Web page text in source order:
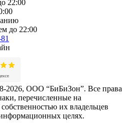
22:00
до 22:00
2026, ООО “БиБиЗон”. Все
перечисленные на
их владельцев
целях.